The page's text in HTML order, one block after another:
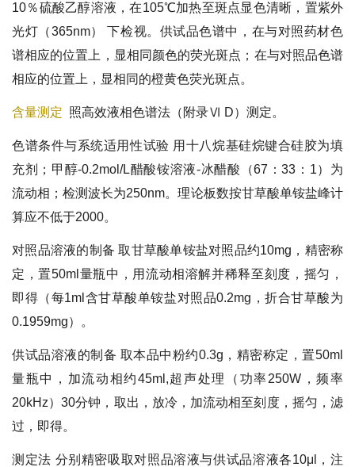
10％硫酸乙醇溶液，在105℃加热至斑点显色清晰，置紫外
光灯（365nm） 下检视。供试品色谱中，在与对照药材色
谱相应的位置上，显相同颜色的荧光斑点；在与对照品色谱
相应的位置上，显相同的橙黄色荧光斑点。
含量测定 照高效液相色谱法（附录Ⅵ D）测定。
色谱条件与系统适用性试验 用十八烷基硅烷键合硅胶为填
充剂；甲醇-0.2mol/L醋酸铵溶液-冰醋酸（67：33：1）为
流动相；检测波长为250nm。理论板数按甘草酸单铵盐峰计
算应不低于2000。
对照品溶液的制备 取甘草酸单铵盐对照品约10mg，精密称
定，置50ml量瓶中，用流动相溶解并稀释至刻度，摇匀，
即得（每1ml含甘草酸单铵盐对照品0.2mg，折合甘草酸为
0.1959mg）。
供试品溶液的制备 取本品中粉约0.3g，精密称定，置50ml
量瓶中，加流动相约45ml,超声处理（功率250W，频率
20kHz）30分钟，取出，放冷，加流动相至刻度，摇匀，滤
过，即得。
测定法 分别精密吸取对照品溶液与供试品溶液各10μl，注